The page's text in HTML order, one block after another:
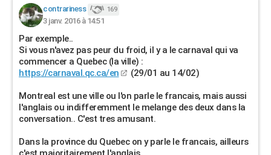
contrariness 169
3 janv. 2016 à 14:51
Par exemple..
Si vous n'avez pas peur du froid, il y a le carnaval qui va
commencer a Quebec (la ville) :
https://carnaval.qc.ca/en
(29/01 au 14/02)
Montreal est une ville ou l'on parle le francais, mais aussi
l'anglais ou indifferemment le melange des deux dans la
conversation.. C'est tres amusant.
Dans la province du Quebec on y parle le francais, ailleurs